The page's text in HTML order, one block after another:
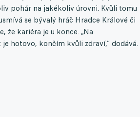
pohár na jakékoliv úrovni. Kvůli tomu
se bývalý hráč Hradce Králové či
že kariéra je u konce. „Na
hotovo, končím kvůli zdraví,“ dodává.